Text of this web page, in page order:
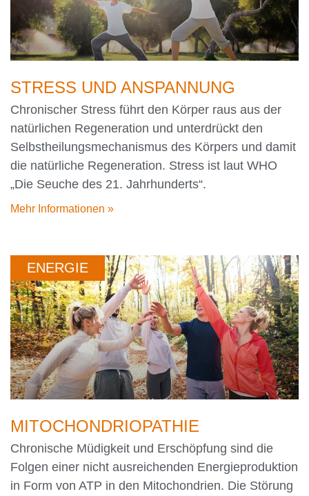
STRESS UND ANSPANNUNG
Chronischer Stress führt den Körper raus aus der
natürlichen Regeneration und unterdrückt den
Selbstheilungsmechanismus des Körpers und damit
die natürliche Regeneration. Stress ist laut WHO
„Die Seuche des 21. Jahrhunderts“.
Mehr Informationen »
ENERGIE
MITOCHONDRIOPATHIE
Chronische Müdigkeit und Erschöpfung sind die
Folgen einer nicht ausreichenden Energieproduktion
in Form von ATP in den Mitochondrien. Die Störung